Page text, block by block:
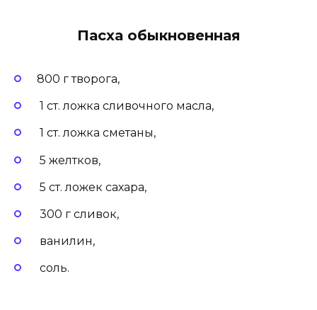
Пасха обыкновенная
800 г творога,
1 ст. ложка сливочного масла,
1 ст. ложка сметаны,
5 желтков,
5 ст. ложек сахара,
300 г сливок,
ванилин,
соль.